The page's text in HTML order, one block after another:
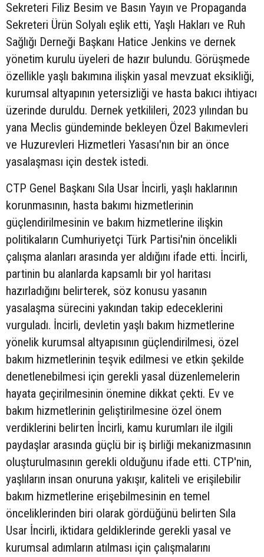
Sekreteri Filiz Besim ve Basın Yayın ve Propaganda
Sekreteri Ürün Solyalı eşlik etti, Yaşlı Hakları ve Ruh
Sağlığı Derneği Başkanı Hatice Jenkins ve dernek
yönetim kurulu üyeleri de hazır bulundu. Görüşmede
özellikle yaşlı bakımına ilişkin yasal mevzuat eksikliği,
kurumsal altyapının yetersizliği ve hasta bakıcı ihtiyacı
üzerinde duruldu. Dernek yetkilileri, 2023 yılından bu
yana Meclis gündeminde bekleyen Özel Bakımevleri
ve Huzurevleri Hizmetleri Yasası'nın bir an önce
yasalaşması için destek istedi.
CTP Genel Başkanı Sıla Usar İncirli, yaşlı haklarının
korunmasının, hasta bakımı hizmetlerinin
güçlendirilmesinin ve bakım hizmetlerine ilişkin
politikaların Cumhuriyetçi Türk Partisi'nin öncelikli
çalışma alanları arasında yer aldığını ifade etti. İncirli,
partinin bu alanlarda kapsamlı bir yol haritası
hazırladığını belirterek, söz konusu yasanın
yasalaşma sürecini yakından takip edeceklerini
vurguladı. İncirli, devletin yaşlı bakım hizmetlerine
yönelik kurumsal altyapısının güçlendirilmesi, özel
bakım hizmetlerinin teşvik edilmesi ve etkin şekilde
denetlenebilmesi için gerekli yasal düzenlemelerin
hayata geçirilmesinin önemine dikkat çekti. Ev ve
bakım hizmetlerinin geliştirilmesine özel önem
verdiklerini belirten İncirli, kamu kurumları ile ilgili
paydaşlar arasında güçlü bir iş birliği mekanizmasının
oluşturulmasının gerekli olduğunu ifade etti. CTP'nin,
yaşlıların insan onuruna yakışır, kaliteli ve erişilebilir
bakım hizmetlerine erişebilmesinin en temel
önceliklerinden biri olarak gördüğünü belirten Sıla
Usar İncirli, iktidara geldiklerinde gerekli yasal ve
kurumsal adımların atılması için çalışmalarını